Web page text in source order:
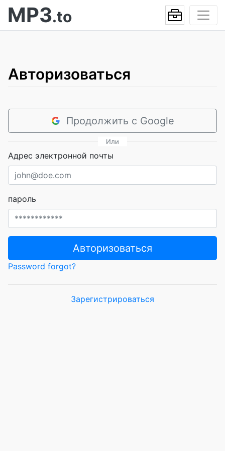
MP3.to
Авторизоваться
Продолжить с Google
Или
Адрес электронной почты
пароль
Авторизоваться
Password forgot?
Зарегистрироваться